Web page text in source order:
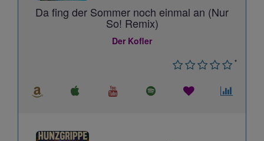
Da fing der Sommer noch einmal an (Nur
So! Remix)
Der Kofler
*